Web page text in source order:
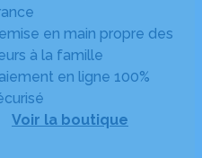
en main propre des
à la famille
en ligne 100%
Voir la boutique